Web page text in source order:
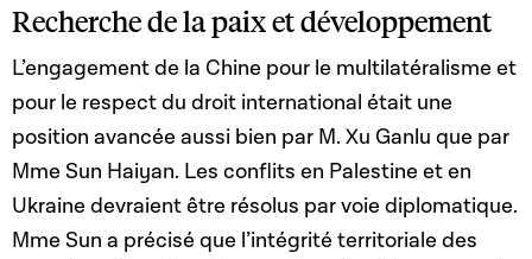
Recherche de la paix et développement
L’engagement de la Chine pour le multilatéralisme et
pour le respect du droit international était une
position avancée aussi bien par M. Xu Ganlu que par
Mme Sun Haiyan. Les conflits en Palestine et en
Ukraine devraient être résolus par voie diplomatique.
Mme Sun a précisé que l’intégrité territoriale des